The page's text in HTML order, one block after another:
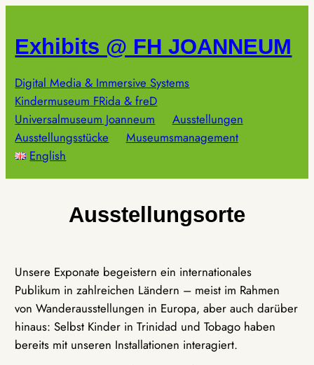
springen
Exhibits @ FH JOANNEUM
Digital Media & Immersive Systems
Kindermuseum FRida & freD
Universalmuseum Joanneum
Ausstellungen
Ausstellungsstücke
Museumsmanagement
English
Ausstellungsorte
Unsere Exponate begeistern ein internationales
Publikum in zahlreichen Ländern – meist im Rahmen
von Wanderausstellungen in Europa, aber auch darüber
hinaus: Selbst Kinder in Trinidad und Tobago haben
bereits mit unseren Installationen interagiert.